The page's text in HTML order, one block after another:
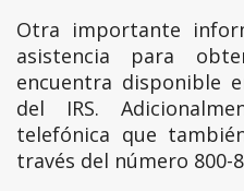
Otra importante
asistencia para
encuentra disponible
del IRS.
telefónica que
través del número 800-